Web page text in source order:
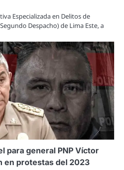
Especializada en Delitos de
Despacho) de Lima Este, a
para general PNP Víctor
en protestas del 2023